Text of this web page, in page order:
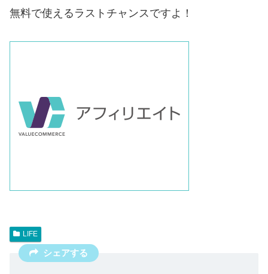
無料で使えるラストチャンスですよ！
LIFE
シェアする